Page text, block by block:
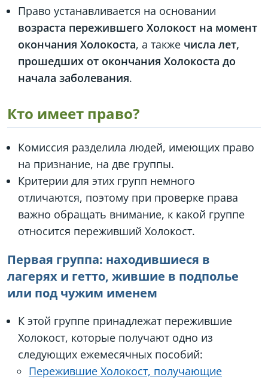
Право устанавливается на основании
возраста пережившего Холокост на момент
окончания Холокоста, а также числа лет,
прошедших от окончания Холокоста до
начала заболевания.
Кто имеет право?
Комиссия разделила людей, имеющих право
на признание, на две группы.
Критерии для этих групп немного
отличаются, поэтому при проверке права
важно обращать внимание, к какой группе
относится переживший Холокост.
Первая группа: находившиеся в
лагерях и гетто, жившие в подполье
или под чужим именем
К этой группе принадлежат пережившие
Холокост, которые получают одно из
следующих ежемесячных пособий:
Пережившие Холокост, получающие